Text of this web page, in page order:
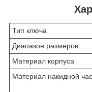
Тип ключа
Диапазон размеров
Материал корпуса
Материал накидной